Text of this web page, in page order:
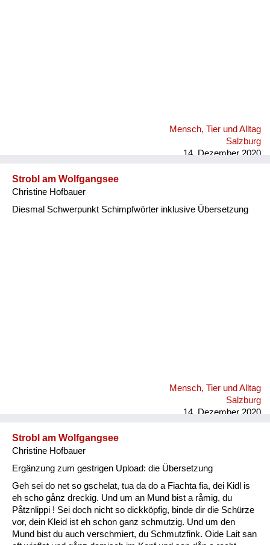
Mensch, Tier und Alltag
Salzburg
14. Dezember 2020
Strobl am Wolfgangsee
Christine Hofbauer
Diesmal Schwerpunkt Schimpfwörter inklusive Übersetzung
Mensch, Tier und Alltag
Salzburg
14. Dezember 2020
Strobl am Wolfgangsee
Christine Hofbauer
Ergänzung zum gestrigen Upload: die Übersetzung
Geh sei do net so gschelat, tua da do a Fiachta fia, dei Kidl is
eh scho gånz dreckig. Und um an Mund bist a råmig, du
Påtznlippi ! Sei doch nicht so dickköpfig, binde dir die Schürze
vor, dein Kleid ist eh schon ganz schmutzig. Und um den
Mund bist du auch verschmiert, du Schmutzfink. Oide Lait san